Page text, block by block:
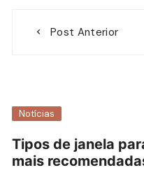
Post Anterior
Notícias
Tipos de janela
mais